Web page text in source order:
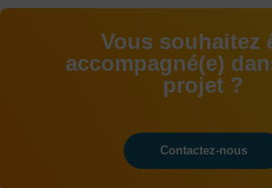
Vous souhaitez
accompagné(e)
projet ?
Contactez-nous